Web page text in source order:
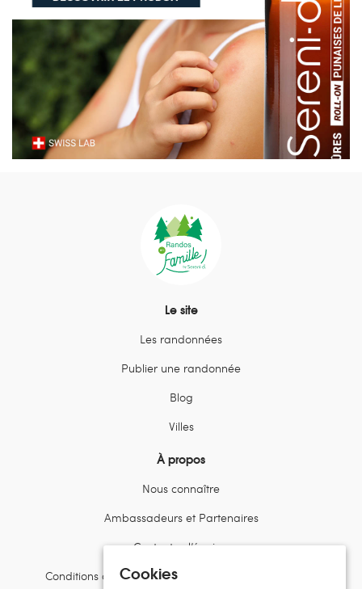
Le site
Les randonnées
Publier une randonnée
Blog
Villes
À propos
Nous connaître
Ambassadeurs et Partenaires
Contactez l’équipe
Conditions d’utilisation et politiques de confidentialité
Cookies